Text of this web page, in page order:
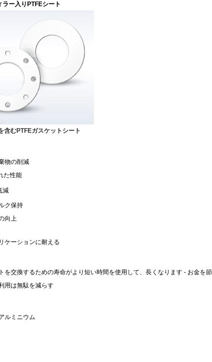
ー入りPTFEシート
含むPTFEガスケットシート
物の削減
た性能
減
ク保持
向上
ケーションに耐える
を交換するための寿命がより短い時間を使用して、長くなります - お金を
用は無駄を減らす
ルミニウム